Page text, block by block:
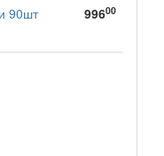
90шт
99600